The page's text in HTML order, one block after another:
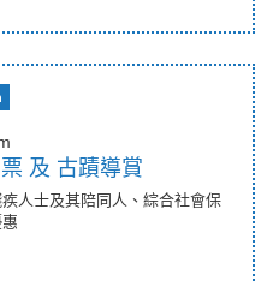
及 古蹟導賞
人士及其陪同人、綜合社會保